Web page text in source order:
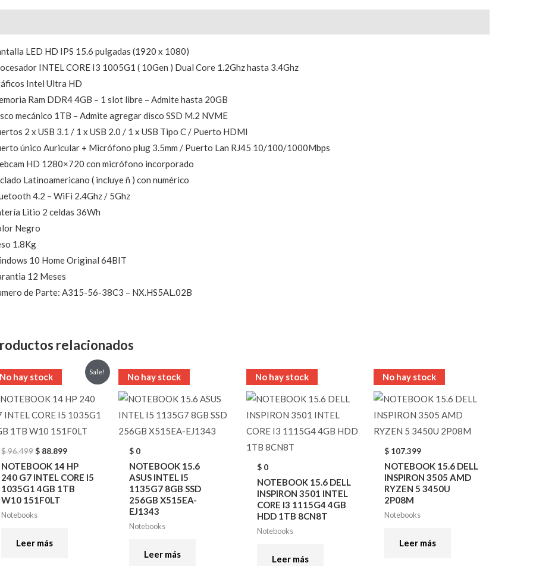
LED HD IPS 15.6 pulgadas (1920 x 1080)
INTEL CORE I3 1005G1 ( 10Gen ) Dual Core 1.2Ghz hasta 3.4Ghz
Intel Ultra HD
Ram DDR4 4GB – 1 slot libre – Admite hasta 20GB
mecánico 1TB – Admite agregar disco SSD M.2 NVME
2 x USB 3.1 / 1 x USB 2.0 / 1 x USB Tipo C / Puerto HDMI
único Auricular + Micrófono plug 3.5mm / Puerto Lan RJ45 10/100/1000Mbps
HD 1280×720 con micrófono incorporado
Latinoamericano ( incluye ñ ) con numérico
4.2 – WiFi 2.4Ghz / 5Ghz
Litio 2 celdas 36Wh
Negro
1.8Kg
10 Home Original 64BIT
12 Meses
de Parte: A315-56-38C3 – NX.HS5AL.02B
relacionados
Sale!
No hay stock
$96.499
Original
price
was:
$ 96.499.
$ 88.899
Current
price
$ 88.899.
NOTEBOOK 14 HP
240 G7 INTEL CORE I5
1035G1 4GB 1TB
W10 151F0LT
Notebooks
Leer más
No hay stock
$0
NOTEBOOK 15.6
ASUS INTEL I5
1135G7 8GB SSD
256GB X515EA-
EJ1343
Notebooks
Leer más
No hay stock
$0
NOTEBOOK 15.6 DELL
INSPIRON 3501 INTEL
CORE I3 1115G4 4GB
HDD 1TB 8CN8T
Notebooks
Leer más
No hay stock
$ 107.399
NOTEBOOK 15.6 DELL
INSPIRON 3505 AMD
RYZEN 5 3450U
2P08M
Notebooks
Leer más